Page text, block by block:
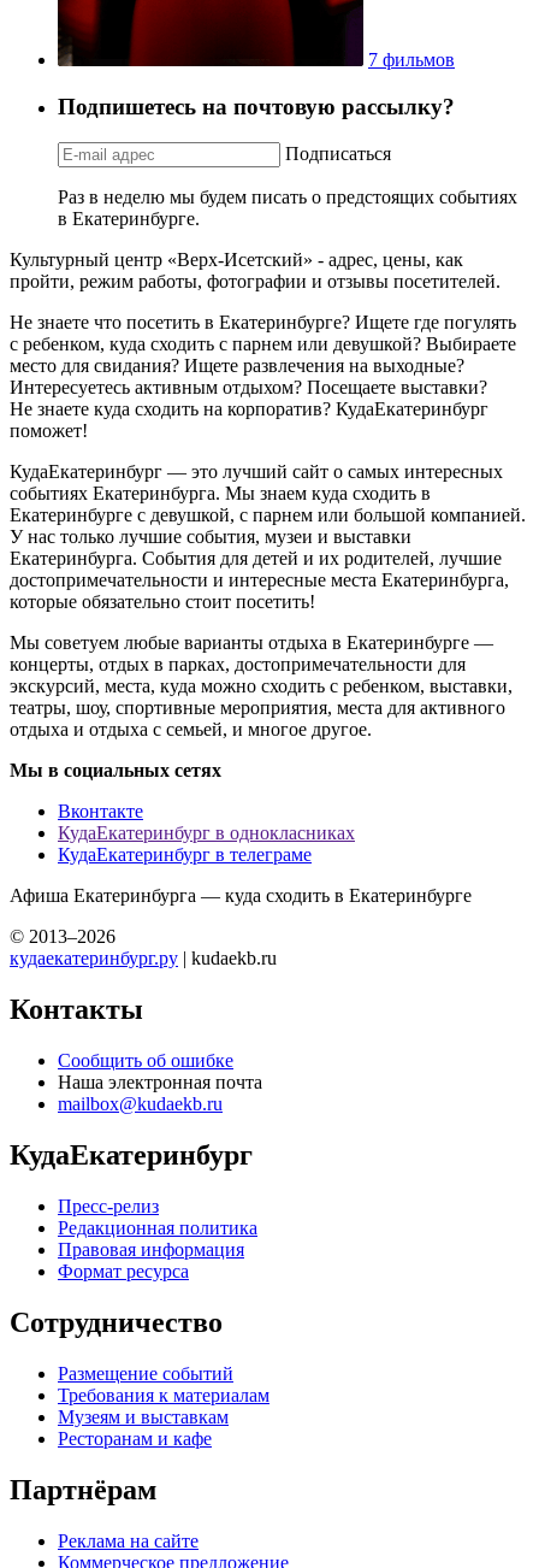
7 фильмов
Подпишетесь на почтовую рассылку?
Подписаться
Раз в неделю мы будем писать о предстоящих событиях
в Екатеринбурге.
Культурный центр «Верх-Исетский» - адрес, цены, как
пройти, режим работы, фотографии и отзывы посетителей.
Не знаете что посетить в Екатеринбурге? Ищете где погулять
с ребенком, куда сходить с парнем или девушкой? Выбираете
место для свидания? Ищете развлечения на выходные?
Интересуетесь активным отдыхом? Посещаете выставки?
Не знаете куда сходить на корпоратив? КудаЕкатеринбург
поможет!
КудаЕкатеринбург — это лучший сайт о самых интересных
событиях Екатеринбурга. Мы знаем куда сходить в
Екатеринбурге с девушкой, с парнем или большой компанией.
У нас только лучшие события, музеи и выставки
Екатеринбурга. События для детей и их родителей, лучшие
достопримечательности и интересные места Екатеринбурга,
которые обязательно стоит посетить!
Мы советуем любые варианты отдыха в Екатеринбурге —
концерты, отдых в парках, достопримечательности для
экскурсий, места, куда можно сходить с ребенком, выставки,
театры, шоу, спортивные мероприятия, места для активного
отдыха и отдыха с семьей, и многое другое.
Мы в социальных сетях
Вконтакте
КудаЕкатеринбург в однокласниках
КудаЕкатеринбург в телеграме
Афиша Екатеринбурга — куда сходить в Екатеринбурге
© 2013–2026
кудаекатеринбург.ру | kudaekb.ru
Контакты
Сообщить об ошибке
Наша электронная почта
mailbox@kudaekb.ru
КудаЕкатеринбург
Пресс-релиз
Редакционная политика
Правовая информация
Формат ресурса
Сотрудничество
Размещение событий
Требования к материалам
Музеям и выставкам
Ресторанам и кафе
Партнёрам
Реклама на сайте
Коммерческое предложение